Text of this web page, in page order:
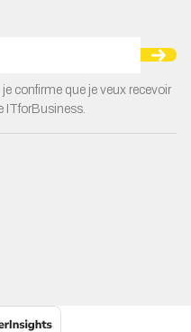
confirme que je veux recevoir
ITforBusiness.